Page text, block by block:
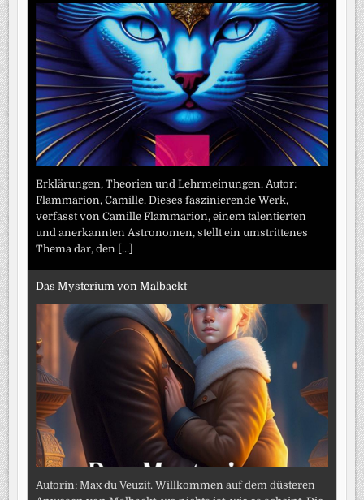
Erklärungen, Theorien und Lehrmeinungen. Autor:
Flammarion, Camille. Dieses faszinierende Werk,
verfasst von Camille Flammarion, einem talentierten
und anerkannten Astronomen, stellt ein umstrittenes
Thema dar, den
[...]
Das Mysterium von Malbackt
Autorin: Max du Veuzit. Willkommen auf dem düsteren